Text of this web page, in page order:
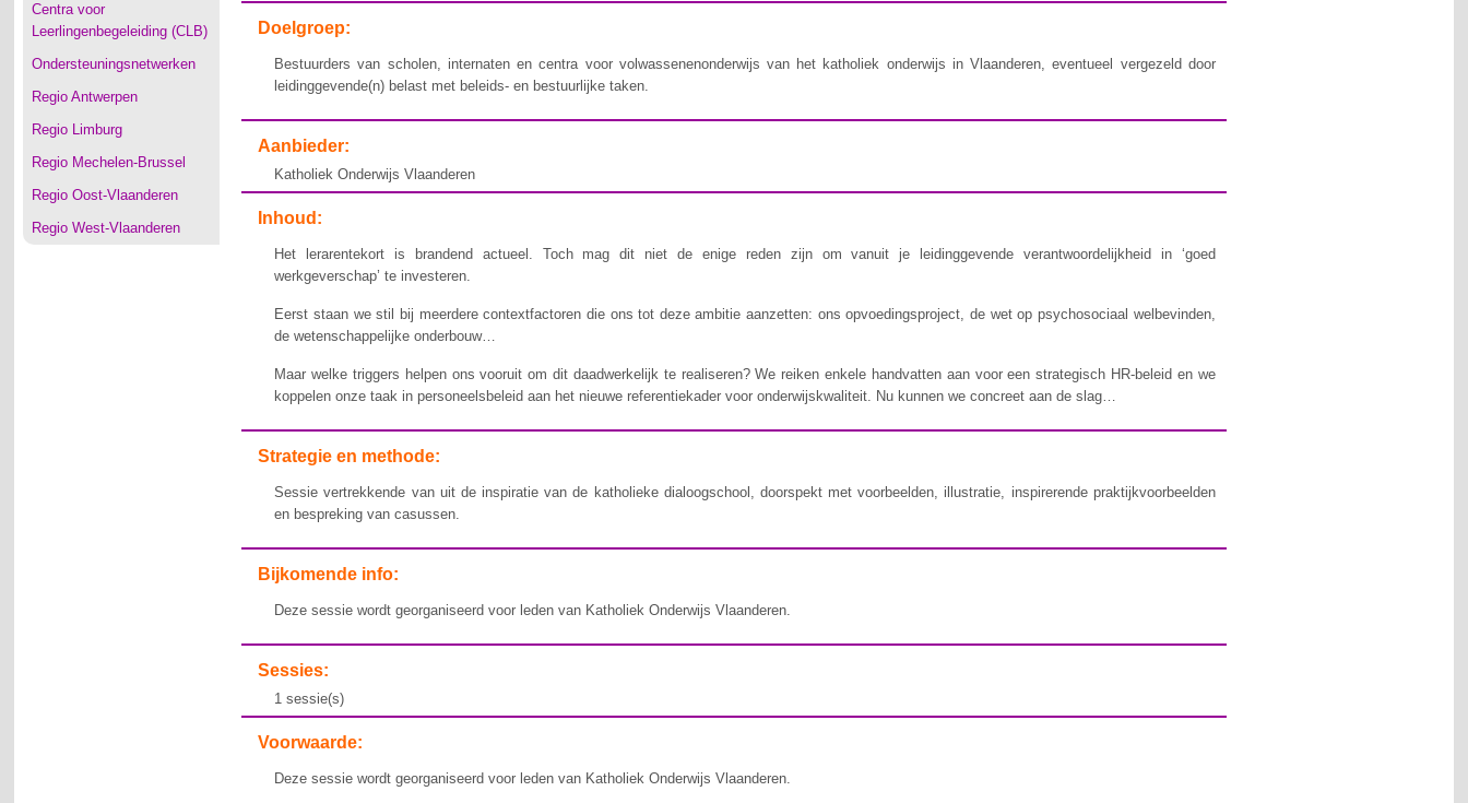
Centra voor
Leerlingenbegeleiding (CLB)
Ondersteuningsnetwerken
Regio Antwerpen
Regio Limburg
Regio Mechelen-Brussel
Regio Oost-Vlaanderen
Regio West-Vlaanderen
Doelgroep:
Bestuurders van scholen, internaten en centra voor volwassenenonderwijs van het katholiek onderwijs in Vlaanderen, eventueel vergezeld door
leidinggevende(n) belast met beleids- en bestuurlijke taken.
Aanbieder:
Katholiek Onderwijs Vlaanderen
Inhoud:
Het lerarentekort is brandend actueel. Toch mag dit niet de enige reden zijn om vanuit je leidinggevende verantwoordelijkheid in ‘goed
werkgeverschap’ te investeren.
Eerst staan we stil bij meerdere contextfactoren die ons tot deze ambitie aanzetten: ons opvoedingsproject, de wet op psychosociaal welbevinden,
de wetenschappelijke onderbouw…
Maar welke triggers helpen ons vooruit om dit daadwerkelijk te realiseren? We reiken enkele handvatten aan voor een strategisch HR-beleid en we
koppelen onze taak in personeelsbeleid aan het nieuwe referentiekader voor onderwijskwaliteit. Nu kunnen we concreet aan de slag…
Strategie en methode:
Sessie vertrekkende van uit de inspiratie van de katholieke dialoogschool, doorspekt met voorbeelden, illustratie, inspirerende praktijkvoorbeelden
en bespreking van casussen.
Bijkomende info:
Deze sessie wordt georganiseerd voor leden van Katholiek Onderwijs Vlaanderen.
Sessies:
1 sessie(s)
Voorwaarde:
Deze sessie wordt georganiseerd voor leden van Katholiek Onderwijs Vlaanderen.